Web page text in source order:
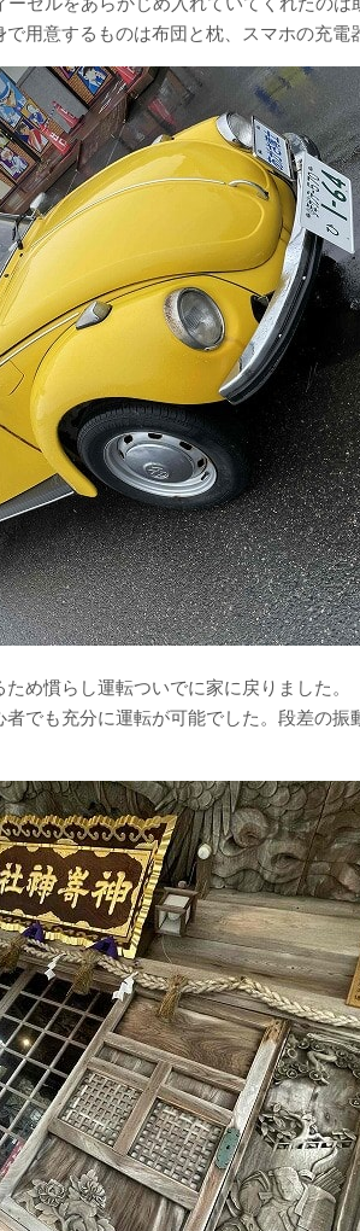
用意するものは布団と枕、スマホの充電
め慣らし運転ついでに家に戻りました。
でも充分に運転が可能でした。段差の